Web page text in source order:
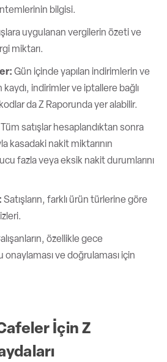
bilgisi.
uygulanan vergilerin özeti ve
miktarı.
Gün içinde yapılan indirimlerin ve
indirimler ve iptallere bağlı
da Z Raporunda yer alabilir.
Tüm satışlar hesaplandıktan sonra
kasadaki nakit miktarının
fazla veya eksik nakit durumlarını
Satışların, farklı ürün türlerine göre
özellikle gece
ve doğrulaması için
İçin Z